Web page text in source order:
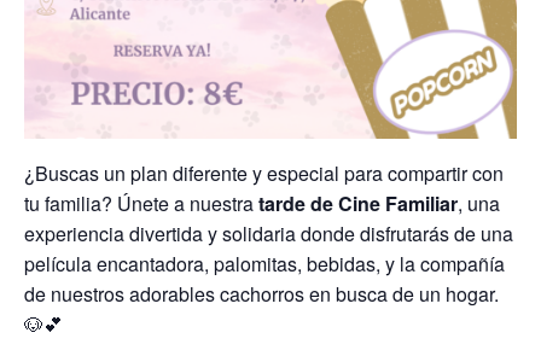
¿Buscas un plan diferente y especial para compartir con
tu familia? Únete a nuestratarde de Cine Familiar, una
experiencia divertida y solidaria donde disfrutarás de una
película encantadora, palomitas, bebidas, y la compañía
de nuestros adorables cachorros en busca de un hogar.
🐶💕